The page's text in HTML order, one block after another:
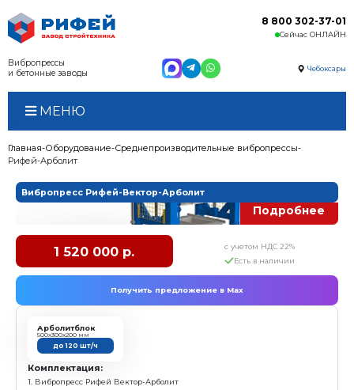
Вибропрессы
и бетонные заводы
МЕНЮ
Оборудование
Среднепроизводительные
Рифей-Арболит
1 520 000 р.